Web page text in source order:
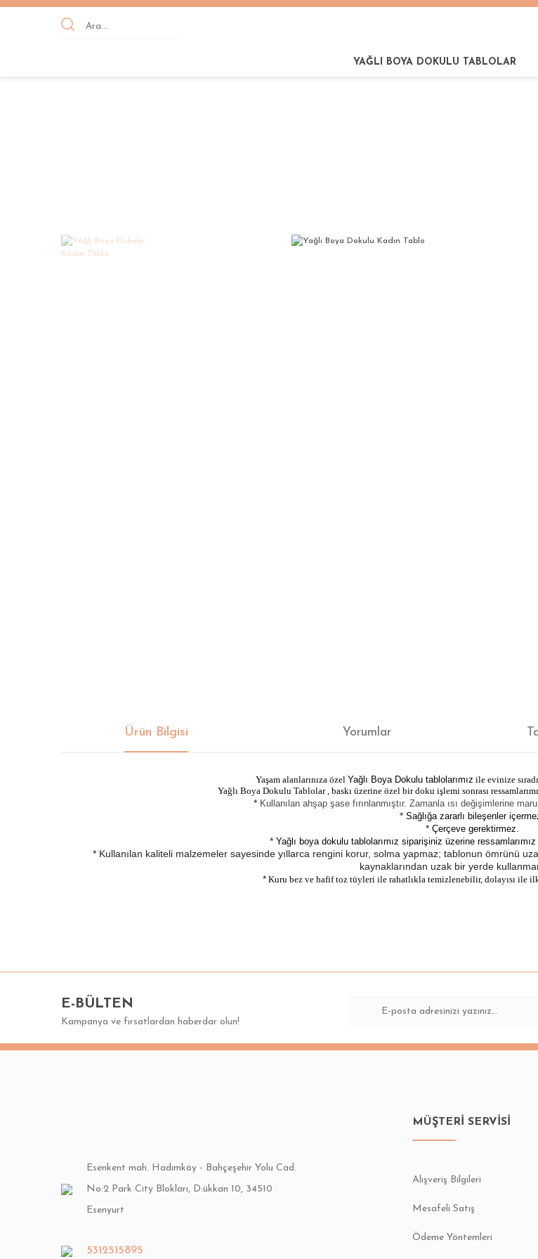
YAĞLI BOYA DOKULU TABLOLAR
Ürün Bilgisi Yorumlar
Yaşam alanlarınıza özel Yağlı Boya Dokulu tablolarımız ile evinize
Yağlı Boya Dokulu Tablolar , baskı üzerine özel bir doku işlemi sonrası
* Kullanılan ahşap şase fırınlanmıştır. Zamanla ısı değişimlerine
* Sağlığa zararlı bileşenler
*Çerçeve gerektirmez.
* Yağlı boya dokulu tablolarımız siparişiniz üzerine
* Kullanılan kaliteli malzemeler sayesinde yıllarca rengini korur, solma yapmaz; tablonun ömrünü
kaynaklarından uzak bir yerde
*Kuru bez ve hafif toz tüyleri ile rahatlıkla temizlenebilir, dolayısı ile
Ürün açıklamasında eksik bilgiler bulunuyor.
Ürün bilgilerinde hatalar bulunuyor.
Ürün fiyatı diğer sitelerden daha pahalı.
E-BÜLTEN
Kampanya ve fırsatlardan haberdar olun!
Esenkent mah. Hadımköy - Bahçeşehir Yolu Cad.
No:2 Park City Blokları, D:ükkan 10, 34510
Esenyurt
5312515895
MÜŞTERİ SERVİSİ
Alışveriş Bilgileri
Mesafeli Satış
Ödeme Yöntemleri